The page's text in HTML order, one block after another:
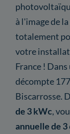
à l'image de
totalement
votre
France !
décompte
Biscarrosse.
de 3 kWc,
annuelle de 3